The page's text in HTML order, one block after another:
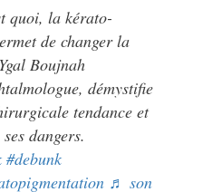
quoi, la kérato-
de changer la
Boujnah
démystifie
tendance et
dangers.
#debunk
♬ son